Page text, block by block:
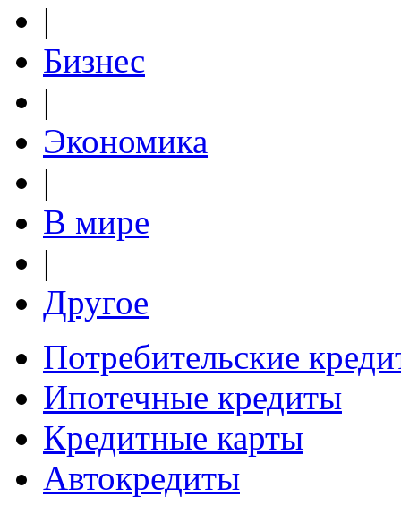
|
Бизнес
|
Экономика
|
В мире
|
Другое
Потребительские
Ипотечные кредиты
Кредитные карты
Автокредиты